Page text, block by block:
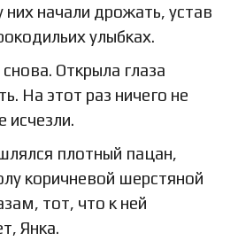
них начали дрожать, устав
улыбках.
Открыла глаза
На этот раз ничего не
исчезли.
плотный пацан,
коричневой шерстяной
тот, что к ней
Янка.